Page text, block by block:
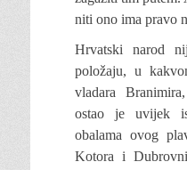
niti ono ima pravo
Hrvatski narod
položaju, u
vladara
ostao je uvijek
obalama ovog
Kotora i